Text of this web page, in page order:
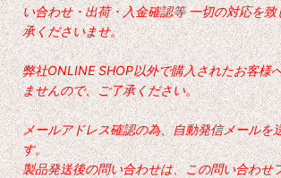
い合わせ・出荷・入金確認等 一切の対応を
承くださいませ。
弊社ONLINE SHOP以外で購入されたお客様
ませんので、ご了承ください。
メールアドレス確認の為、自動発信メールを
す。
製品発送後の問い合わせは、この問い合わせ